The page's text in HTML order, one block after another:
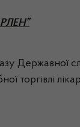
Державної
торгівлі